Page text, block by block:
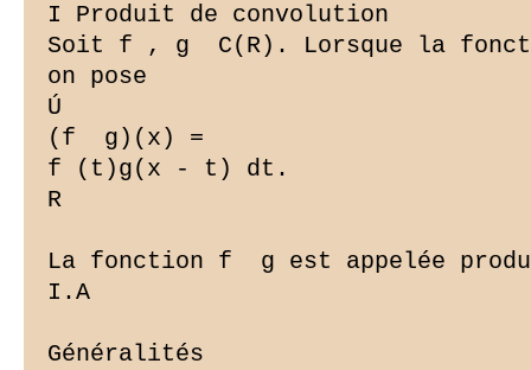
I Produit de convolution
Soit f , g  C(R). Lorsque la
on pose
Ú
(f  g)(x) =
f (t)g(x - t) dt.
R
La fonction f  g est appelée
I.A ­
Généralités